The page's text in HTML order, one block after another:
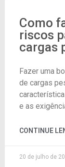
Como
riscos
cargas
Fazer uma
de cargas
e as
CONTINUE
20 de julho de